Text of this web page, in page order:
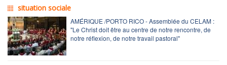
situation sociale
AMÉRIQUE /PORTO RICO - Assemblée du CELAM :
"Le Christ doit être au centre de notre rencontre, de
notre réflexion, de notre travail pastoral"